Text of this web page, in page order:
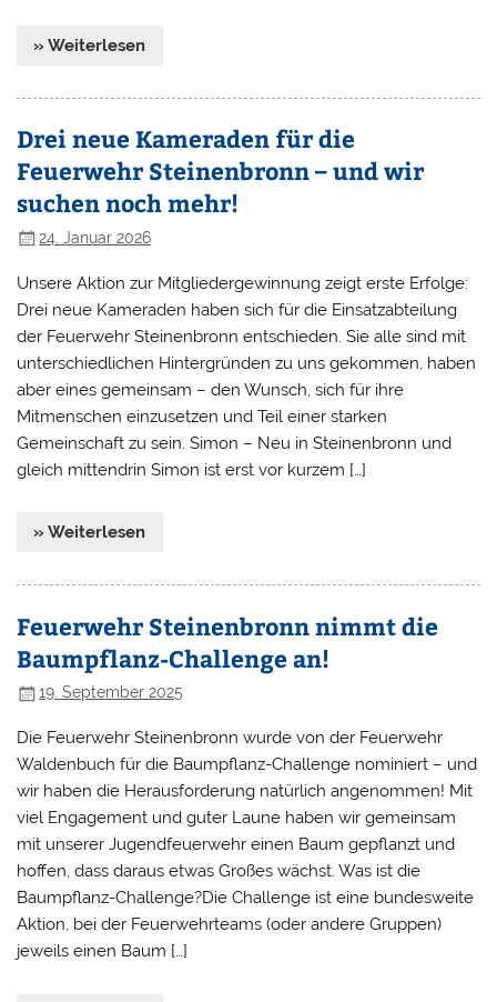
» Weiterlesen
Drei neue Kameraden für die
Feuerwehr Steinenbronn – und wir
suchen noch mehr!
24. Januar 2026
Unsere Aktion zur Mitgliedergewinnung zeigt erste Erfolge:
Drei neue Kameraden haben sich für die Einsatzabteilung
der Feuerwehr Steinenbronn entschieden. Sie alle sind mit
unterschiedlichen Hintergründen zu uns gekommen, haben
aber eines gemeinsam – den Wunsch, sich für ihre
Mitmenschen einzusetzen und Teil einer starken
Gemeinschaft zu sein. Simon – Neu in Steinenbronn und
gleich mittendrin Simon ist erst vor kurzem […]
» Weiterlesen
Feuerwehr Steinenbronn nimmt die
Baumpflanz-Challenge an!
19. September 2025
Die Feuerwehr Steinenbronn wurde von der Feuerwehr
Waldenbuch für die Baumpflanz-Challenge nominiert – und
wir haben die Herausforderung natürlich angenommen! Mit
viel Engagement und guter Laune haben wir gemeinsam
mit unserer Jugendfeuerwehr einen Baum gepflanzt und
hoffen, dass daraus etwas Großes wächst. Was ist die
Baumpflanz-Challenge?Die Challenge ist eine bundesweite
Aktion, bei der Feuerwehrteams (oder andere Gruppen)
jeweils einen Baum […]